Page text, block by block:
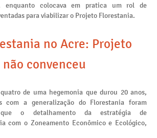
enquanto colocava em pratica um rol de
para viabilizar o Projeto Florestania.
no Acre: Projeto
não convenceu
de uma hegemonia que durou 20 anos,
com a generalização do Florestania foram
o detalhamento da estratégia de
com o Zoneamento Econômico e Ecológico,